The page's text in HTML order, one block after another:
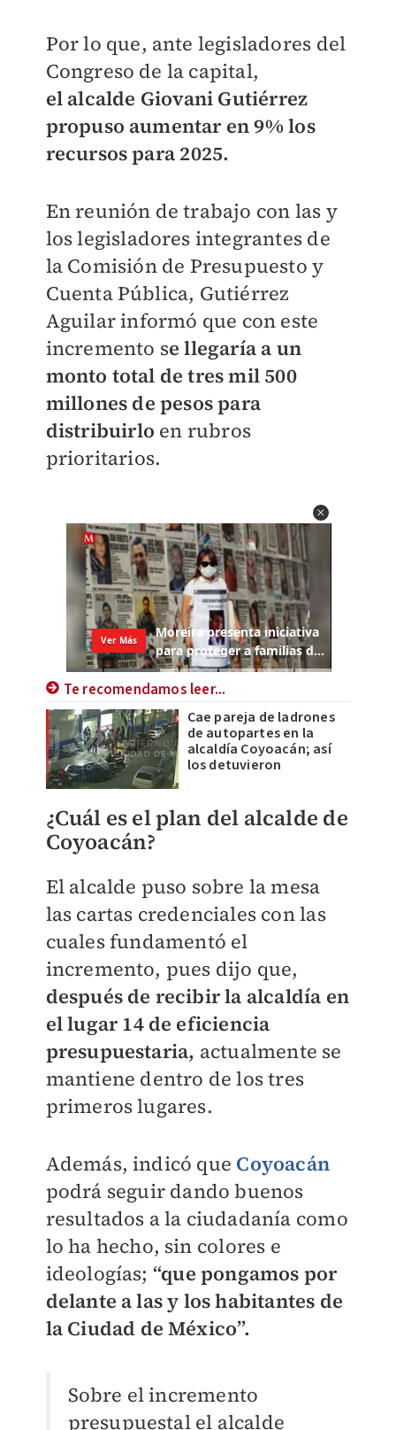
Por lo que, ante legisladores del
Congreso de la capital,
el alcalde Giovani Gutiérrez
propuso aumentar en 9% los
recursos para 2025.
En reunión de trabajo con las y
los legisladores integrantes de
la Comisión de Presupuesto y
Cuenta Pública, Gutiérrez
Aguilar informó que con este
incremento se llegaría a un
monto total de tres mil 500
millones de pesos para
distribuirlo en rubros
prioritarios.
Te recomendamos leer...
Cae pareja de ladrones
de autopartes en la
alcaldía Coyoacán; así
los detuvieron
¿Cuál es el plan del alcalde de
Coyoacán?
El alcalde puso sobre la mesa
las cartas credenciales con las
cualesfundamentó el
incremento, pues dijo que,
después de recibir la alcaldía en
el lugar 14 de eficiencia
presupuestaria, actualmente se
mantiene dentro de los tres
primeros lugares.
Además, indicó que Coyoacán
podrá seguir dando buenos
resultados a la ciudadanía como
lo ha hecho, sin colores e
ideologías; “que pongamos por
delante a las y los habitantes de
la Ciudad de México”.
Sobre el incremento
presupuestal el alcalde